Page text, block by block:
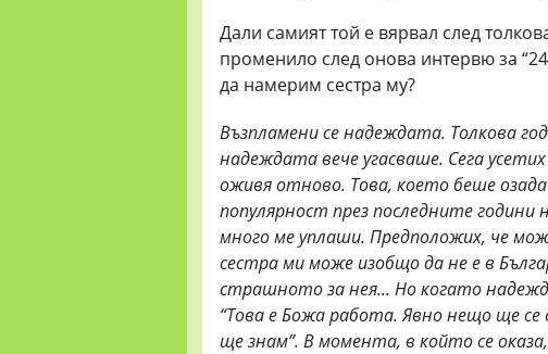
Дали самият той е вярвал след
променило след онова интервю за
да намерим сестра му?
Възпламени се надеждата. Толкова
надеждата вече угасваше. Сега
оживя отново. Това, което беше
популярност през последните години
много ме уплаши. Предположих, че
сестра ми може изобщо да не е в
страшното за нея... Но когато
“Това е Божа работа. Явно нещо ще се
ще знам”. В момента, в който се